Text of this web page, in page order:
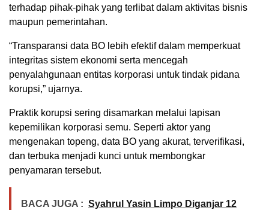
terhadap pihak-pihak yang terlibat dalam aktivitas bisnis
maupun pemerintahan.
“Transparansi data BO lebih efektif dalam memperkuat
integritas sistem ekonomi serta mencegah
penyalahgunaan entitas korporasi untuk tindak pidana
korupsi,” ujarnya.
Praktik korupsi sering disamarkan melalui lapisan
kepemilikan korporasi semu. Seperti aktor yang
mengenakan topeng, data BO yang akurat, terverifikasi,
dan terbuka menjadi kunci untuk membongkar
penyamaran tersebut.
BACA JUGA : Syahrul Yasin Limpo Diganjar 12